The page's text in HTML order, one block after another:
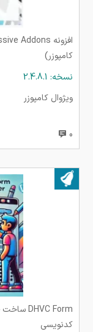
کامپوزر)
نسخه: 2.4.8.1
ویژوال کامپوزر
0
بروز شده در ۰۶ بهمن ۱۴۰۴
کدنویسی